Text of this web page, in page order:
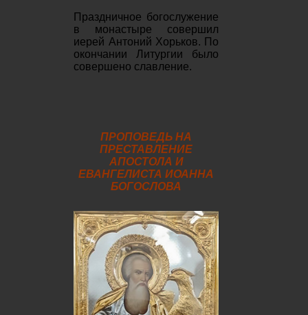
Праздничное богослужение
в монастыре совершил
иерей Антоний Хорьков. По
окончании Литургии было
совершено славление.
ПРОПОВЕДЬ НА
ПРЕСТАВЛЕНИЕ
АПОСТОЛА И
ЕВАНГЕЛИСТА ИОАННА
БОГОСЛОВА